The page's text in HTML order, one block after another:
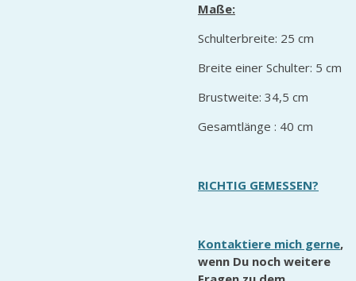
Maße:
Schulterbreite: 25 cm
Breite einer Schulter: 5 cm
Brustweite: 34,5 cm
Gesamtlänge : 40 cm
RICHTIG GEMESSEN?
Kontaktiere mich gerne,
wenn Du noch weitere